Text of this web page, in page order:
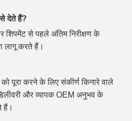
देते हैं?
शिपमेंट से पहले अंतिम निरीक्षण के
लागू करते हैं।
को पूरा करने के लिए संकीर्ण किनारे वाले
और व्यापक OEM अनुभव के
हैं।